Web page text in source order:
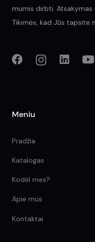
mumis dirbti. Atsakymas
Tikimės, kad Jūs tapsite
Meniu
Pradžia
Katalogas
Kodėl mes?
Apie mus
Kontaktai